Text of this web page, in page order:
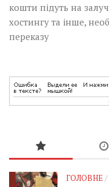
кошти підуть на
хостингу та інше,
переказу
ГОЛОВНЕ/